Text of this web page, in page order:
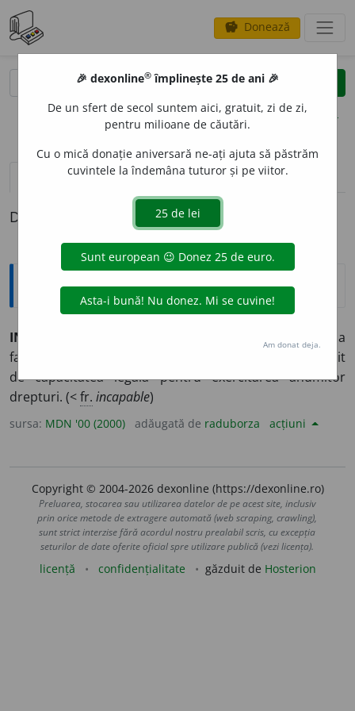
savings Donează
clear
opțiuni
definiții (1) pronunțievolume_up (28)
Definiția cu ID-ul 470799:
Explicative DEX
INCAP
1. (și s.) care nu este în stare de a
face ceva; (
) lipsit
de capacitatea legală pentru exercitarea anumitor
drepturi. (<fr. incapable)
sursa: MDN '00 (2000) adăugată de raduborza acțiuni
Copyright © 2004-2026 dexonline (https://dexonline.ro)
Preluarea, stocarea sau utilizarea datelor de pe acest site, inclusiv
prin orice metode de extragere automată (web scraping, crawling),
sunt strict interzise fără acordul nostru prealabil scris, cu excepția
seturilor de date oferite oficial spre utilizare publică (vezi licența).
licență confidențialitate găzduit de Hosterion
🎉 dexonline® împlinește 25 de ani 🎉
De un sfert de secol suntem aici, gratuit, zi de zi,
pentru milioane de căutări.
Cu o mică donație aniversară ne-ați ajuta să păstrăm
cuvintele la îndemâna tuturor și pe viitor.
Am donat deja.